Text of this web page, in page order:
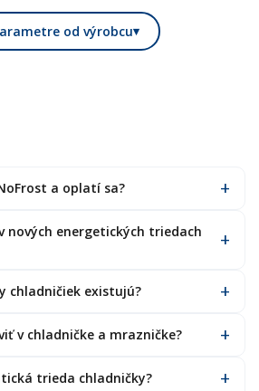
od výrobcu▾
a oplatí sa?
nových energetických triedach
chladničiek existujú?
v chladničke a mrazničke?
trieda chladničky?